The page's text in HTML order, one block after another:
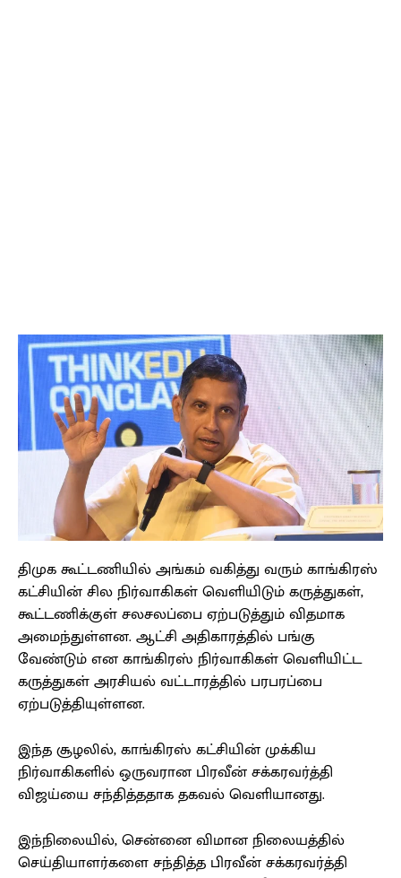
திமுக கூட்டணியில் அங்கம் வகித்து வரும் காங்கிரஸ்
கட்சியின் சில நிர்வாகிகள் வெளியிடும் கருத்துகள்,
கூட்டணிக்குள் சலசலப்பை ஏற்படுத்தும் விதமாக
அமைந்துள்ளன. ஆட்சி அதிகாரத்தில் பங்கு
வேண்டும் என காங்கிரஸ் நிர்வாகிகள் வெளியிட்ட
கருத்துகள் அரசியல் வட்டாரத்தில் பரபரப்பை
ஏற்படுத்தியுள்ளன.
இந்த சூழலில், காங்கிரஸ் கட்சியின் முக்கிய
நிர்வாகிகளில் ஒருவரான பிரவீன் சக்கரவர்த்தி
விஜய்யை சந்தித்ததாக தகவல் வெளியானது.
இந்நிலையில், சென்னை விமான நிலையத்தில்
செய்தியாளர்களை சந்தித்த பிரவீன் சக்கரவர்த்தி